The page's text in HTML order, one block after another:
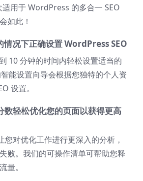
用于 WordPress 的多合一 SEO
如此！
情况下正确设置 WordPress SEO
10 分钟的时间内轻松设置适当的
能设置向导会根据您独特的个人资
设置。
数轻松优化您的页面以获得更高
您对优化工作进行更深入的分析，
败。我们的可操作清单可帮助您释
量。